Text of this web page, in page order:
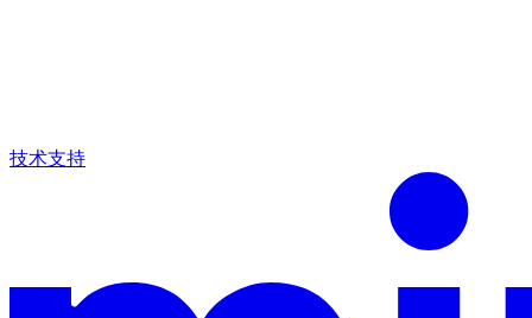
技术支持